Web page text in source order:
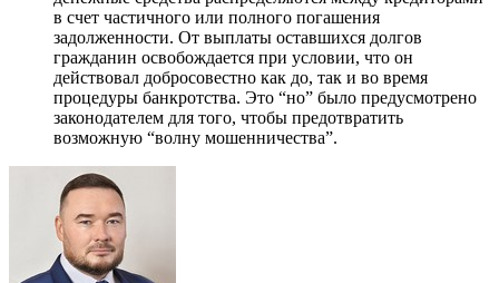
в счет частичного или полного погашения
задолженности. От выплаты оставшихся долгов
гражданин освобождается при условии, что он
действовал добросовестно как до, так и во время
процедуры банкротства. Это “но” было предусмотрено
законодателем для того, чтобы предотвратить
возможную “волну мошенничества”.